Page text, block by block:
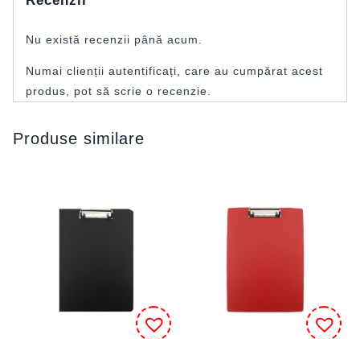
Nu există recenzii până acum.
Numai clienții autentificați, care au cumpărat acest
produs, pot să scrie o recenzie.
Produse similare